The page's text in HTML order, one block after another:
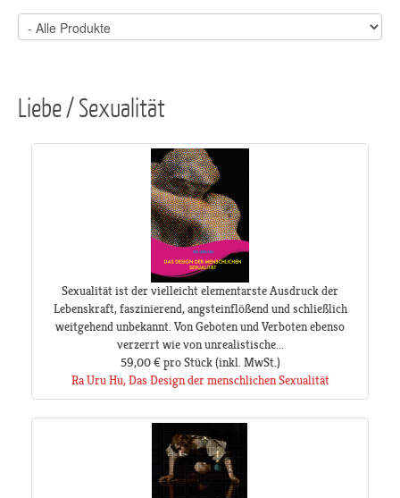
Liebe / Sexualität
Sexualität ist der vielleicht elementarste Ausdruck der
Lebenskraft, faszinierend, angsteinflößend und schließlich
weitgehend unbekannt. Von Geboten und Verboten ebenso
verzerrt wie von unrealistische...
59,00 € pro Stück(inkl. MwSt.)
Ra Uru Hu, Das Design der menschlichen Sexualität